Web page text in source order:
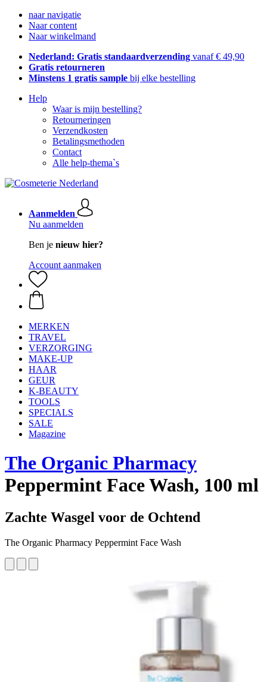
naar navigatie
Naar content
Naar winkelmand
Nederland: Gratis standaardverzending vanaf € 49,90
Gratis retourneren
Minstens 1 gratis sample bij elke bestelling
Help
Waar is mijn bestelling?
Retourneringen
Verzendkosten
Betalingsmethoden
Contact
Alle help-thema`s
Aanmelden
Nu aanmelden
Ben je nieuw hier?
Account aanmaken
MERKEN
TRAVEL
VERZORGING
MAKE-UP
HAAR
GEUR
K-BEAUTY
TOOLS
SPECIALS
SALE
Magazine
The Organic Pharmacy
Peppermint Face Wash, 100 ml
Zachte Wasgel voor de Ochtend
The Organic Pharmacy Peppermint Face Wash